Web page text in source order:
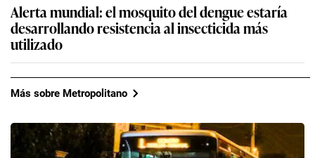
Alerta mundial: el mosquito del dengue estaría
desarrollando resistencia al insecticida más
utilizado
Más sobre Metropolitano